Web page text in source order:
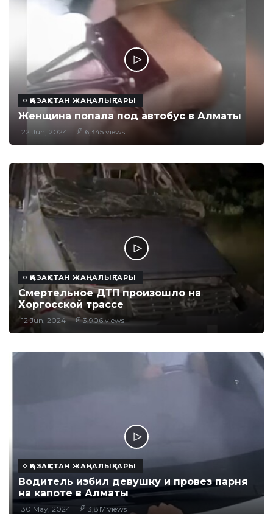
ҚАЗАҚСТАН ЖАҢАЛЫҚТАРЫ
Женщина попала под автобус в Алматы
22 Jun, 2024 6,345 views
ҚАЗАҚСТАН ЖАҢАЛЫҚТАРЫ
Смертельное ДТП произошло на
Хоргосской трассе
12 Jun, 2024 3,906 views
ҚАЗАҚСТАН ЖАҢАЛЫҚТАРЫ
Водитель избил девушку и провез парня
на капоте в Алматы
30 May, 2024 3,817 views